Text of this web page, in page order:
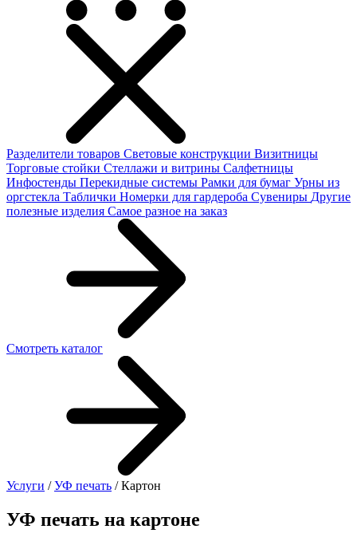
Разделители товаров Световые конструкции Визитницы
Торговые стойки Cтеллажи и витрины Салфетницы
Инфостенды Перекидные системы Рамки для бумаг Урны из
оргстекла Таблички Номерки для гардероба Сувениры Другие
полезные изделия Самое разное на заказ
Смотреть каталог
Услуги /УФ печать / Картон
УФ печать на картоне